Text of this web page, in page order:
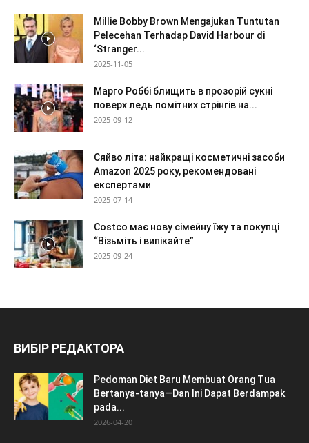
Millie Bobby Brown Mengajukan Tuntutan
Pelecehan Terhadap David Harbour di
‘Stranger...
2025-11-05
Марго Роббі блищить в прозорій сукні
поверх ледь помітних стрінгів на...
2025-09-12
Сяйво літа: найкращі косметичні засоби
Amazon 2025 року, рекомендовані
експертами
2025-07-14
Costco має нову сімейну їжу та покупці
“Візьміть і випікайте”
2025-09-24
ВИБІР РЕДАКТОРА
Pedoman Diet Baru Membuat Orang Tua
Bertanya-tanya—Dan Ini Dapat Berdampak
pada...
2026-04-20